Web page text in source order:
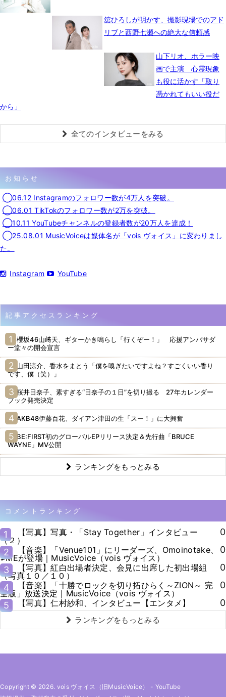
舘ひろしが明かす、撮影現場でのアド
リブと西野七瀬への絶大な信頼感
山下リオ、ホラー映
画で主演 心霊現象
も役に活かす「取り
憑かれてもいい役だ
から」
全てのインタビューをみる
お知らせ
◯06.12 Instagramのフォロワー数が4万人を突破。
◯06.01 TikTokのフォロワー数が2万を突破。
◯10.11 YouTubeチャンネルの登録者数が20万人を達成！
◯25.08.01 MusicVoiceは媒体名が「vois ヴォイス」に変わりまし
た。
Instagram YouTube
記事アクセスランキング
櫻坂46山﨑天、ギターかき鳴らし「行くぞー！」 応援アンバサダ
ー堂々の開会宣言
山田涼介、香水をまとう「僕を嗅ぎたいですよね？すごくいい香り
です、僕（笑）」
桜井日奈子、素すぎる“日奈子の１日”を切り撮る 27年カレンダー
ブック発売決定
AKB48伊藤百花、ダイアン津田の生「スー！」に大興奮
BE:FIRST初のグローバルEPリリース決定＆先行曲「BRUCE
WAYNE」MV公開
ランキングをもっとみる
コメントランキング
1
【写真】写真・「Stay Together」インタビュー
（２）
0
2
【音楽】「Venue101」にリーダーズ、Omoinotake、
≠MEが登場｜MusicVoice（vois ヴォイス）
0
3
【写真】紅白出場者決定、会見に出席した初出場組
（写真１０／１０）
0
4
【音楽】「十勝でロックを切り拓ひらく～ZION～ 完
全版」放送決定｜MusicVoice（vois ヴォイス）
0
5
【写真】仁村紗和、インタビュー【エンタメ】 0
ランキングをもっとみる
Copyright © 2026. vois ヴォイス（旧MusicVoice） - YouTube